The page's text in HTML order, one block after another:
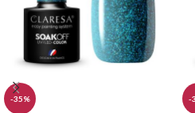
-35% -